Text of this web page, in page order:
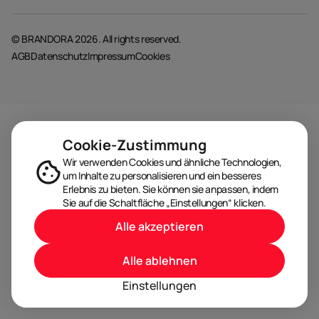
© BRANDORA 2026. All rights reserved.
AGBDatenschutzImpressumCookies
Cookie-Zustimmung
Wir verwenden Cookies und ähnliche Technologien,
um Inhalte zu personalisieren und ein besseres
Erlebnis zu bieten. Sie können sie anpassen, indem
Sie auf die Schaltfläche „Einstellungen“ klicken.
Einstellungen
Alle ablehnen
Alle akzeptieren